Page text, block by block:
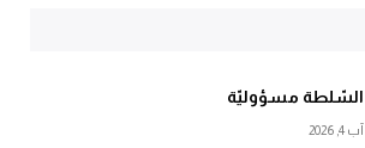
السّلطة مسؤوليّة
آب 4, 2026